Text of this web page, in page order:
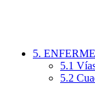
5.
5.1
5.2